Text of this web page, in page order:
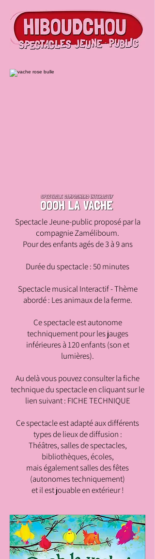
Spectacle Jeune-public proposé par la
compagnie Zaméliboum.
Pour des enfants agés de 3 à 9 ans
Durée du spectacle : 50 minutes
Spectacle musical Interactif - Thème
abordé : Les animaux de la ferme.
Ce spectacle est autonome
techniquement pour les jauges
inférieures à 120 enfants (son et
lumières).
Au delà vous pouvez consulter la fiche
technique du spectacle en cliquant sur le
lien suivant : FICHE TECHNIQUE
Ce spectacle est adapté aux différents
types de lieux de diffusion :
Théâtres, salles de spectacles,
bibliothèques, écoles,
mais également salles des fêtes
(autonomes techniquement)
et il est jouable en extérieur !